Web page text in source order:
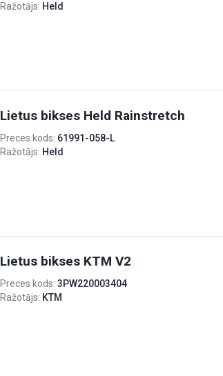
Ražotājs: Held
Lietus bikses Held Rainstretch
Preces kods: 61991-058-L
Ražotājs: Held
Lietus bikses KTM V2
Preces kods: 3PW220003404
Ražotājs: KTM